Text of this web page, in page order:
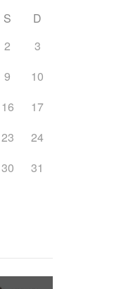
S
D
2
3
9
10
16
17
23
24
30 31